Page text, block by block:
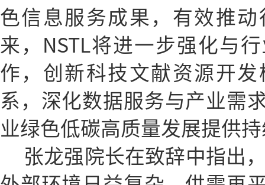
色信息服务成果，有效推
来，NSTL将进一步强化与
作，创新科技文献资源开
系，深化数据服务与产业需
业绿色低碳高质量发展提供
张龙强院长在致辞中指出